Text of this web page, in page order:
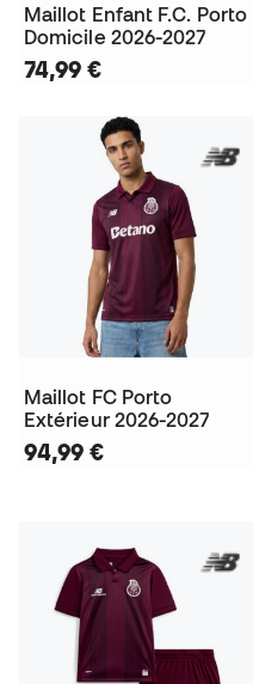
Maillot Enfant F.C. Porto
Domicile 2026-2027
74,99 €
Maillot FC Porto
Extérieur 2026-2027
94,99 €